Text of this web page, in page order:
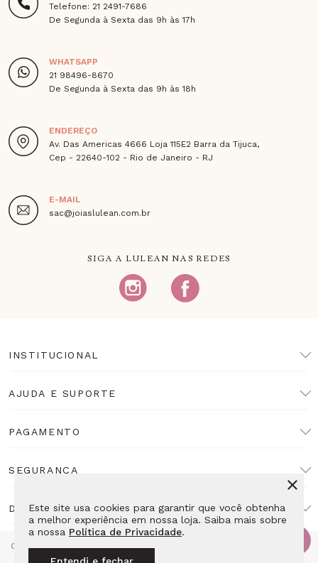
Este site usa cookies para garantir que você obtenha
a melhor experiência em nossa loja. Saiba mais sobre
a nossa Política de Privacidade.
Telefone: 21 2491-7686
De Segunda à Sexta das 9h às 17h
WHATSAPP
21 98496-8670
De Segunda à Sexta das 9h às 18h
ENDEREÇO
Av. Das Americas 4666 Loja 115E2 Barra da Tijuca,
Cep - 22640-102 - Rio de Janeiro - RJ
E-MAIL
sac@joiaslulean.com.br
SIGA A LULEAN NAS REDES
INSTITUCIONAL
AJUDA E SUPORTE
PAGAMENTO
SEGURANÇA
DESENVOLVIMENTO
Copyright Lulean. Todos os direitos reservados. Proibida reprodução
total ou parcial. Preços e estoque sujeitos a alteração sem aviso